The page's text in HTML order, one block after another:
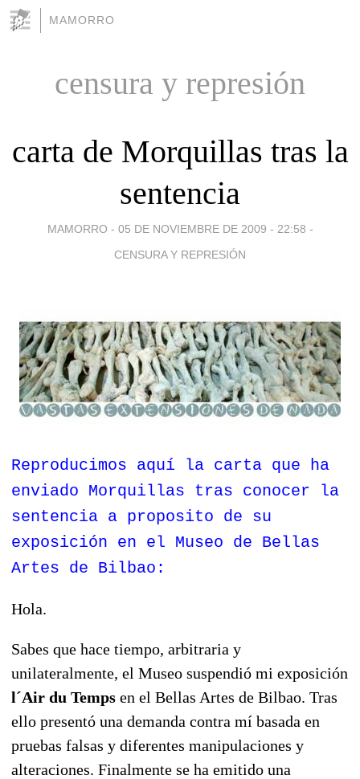
MAMORRO
censura y represión
carta de Morquillas tras la
sentencia
MAMORRO - 05 DE NOVIEMBRE DE 2009 - 22:58 -
CENSURA Y REPRESIÓN
Reproducimos aquí la carta que ha
enviado Morquillas tras conocer la
sentencia a proposito de su
exposición en el Museo de Bellas
Artes de Bilbao:
Hola.
Sabes que hace tiempo, arbitraria y
unilateralmente, el Museo suspendió mi exposición
l´Air du Temps en el Bellas Artes de Bilbao. Tras
ello presentó una demanda contra mí basada en
pruebas falsas y diferentes manipulaciones y
alteraciones. Finalmente se ha emitido una